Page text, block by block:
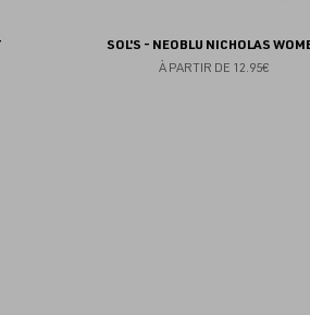
SOL'S - NEOBLU NICHOLAS
À PARTIR DE 12.95€